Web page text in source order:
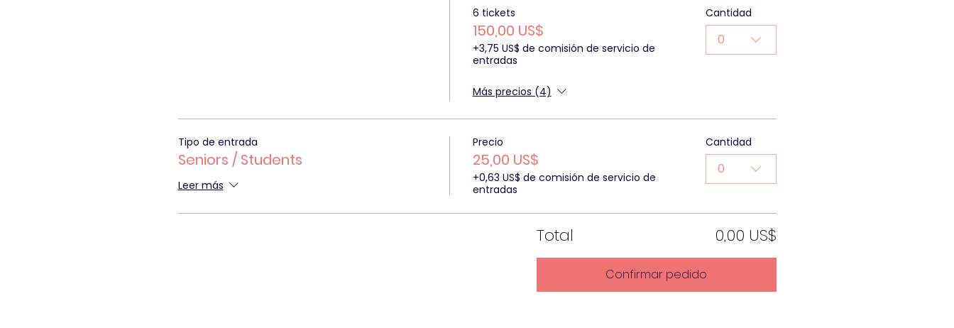
6 tickets
150,00 US$
+3,75 US$ de comisión de servicio de
entradas
Cantidad
0
Más precios (4)
Tipo de entrada
Seniors / Students
Leer más
Precio
25,00 US$
+0,63 US$ de comisión de servicio de
entradas
Cantidad
0
Total 0,00 US$
Confirmar pedido